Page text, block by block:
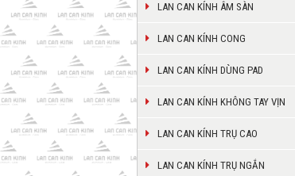
LAN CAN KÍNH ÂM SÀN
LAN CAN KÍNH CONG
LAN CAN KÍNH DÙNG PAD
LAN CAN KÍNH KHÔNG TAY VỊN
LAN CAN KÍNH TRỤ CAO
LAN CAN KÍNH TRỤ NGẮN